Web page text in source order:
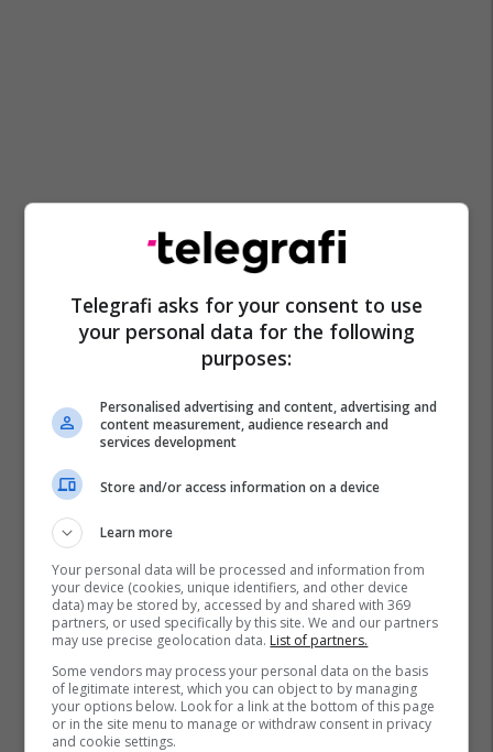
Telegrafi asks for your consent to use
your personal data for the following
purposes:
Personalised advertising and content, advertising and
content measurement, audience research and
services development
Store and/or access information on a device
Learn more
Your personal data will be processed and information from
your device (cookies, unique identifiers, and other device
data) may be stored by, accessed by and shared with 369
partners, or used specifically by this site. We and our partners
may use precise geolocation data. List of partners.
Some vendors may process your personal data on the basis
of legitimate interest, which you can object to by managing
your options below. Look for a link at the bottom of this page
or in the site menu to manage or withdraw consent in privacy
and cookie settings.